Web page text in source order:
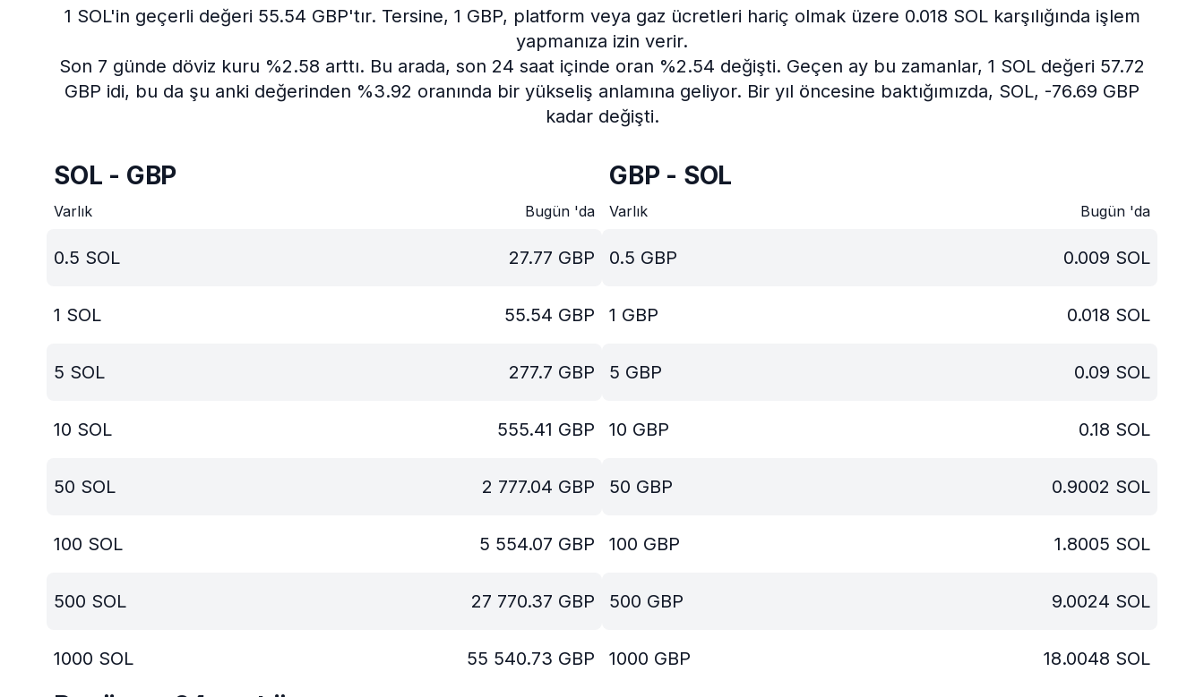
1 SOL'in geçerli değeri 55.54 GBP'tır. Tersine, 1 GBP, platform veya gaz ücretleri hariç olmak üzere 0.018 SOL karşılığında işlem
yapmanıza izin verir.
Son 7 günde döviz kuru %2.58 arttı. Bu arada, son 24 saat içinde oran %2.54 değişti. Geçen ay bu zamanlar, 1 SOL değeri 57.72
GBP idi, bu da şu anki değerinden %3.92 oranında bir yükseliş anlamına geliyor. Bir yıl öncesine baktığımızda, SOL, -76.69 GBP
kadar değişti.
SOL - GBP
Varlık Bugün 'da
0.5 SOL 27.77 GBP
1 SOL 55.54 GBP
5 SOL 277.7 GBP
10 SOL 555.41 GBP
50 SOL 2 777.04 GBP
100 SOL 5 554.07 GBP
500 SOL 27 770.37 GBP
1000 SOL 55 540.73 GBP
GBP - SOL
Varlık Bugün 'da
0.5 GBP 0.009 SOL
1 GBP 0.018 SOL
5 GBP 0.09 SOL
10 GBP 0.18 SOL
50 GBP 0.9002 SOL
100 GBP 1.8005 SOL
500 GBP 9.0024 SOL
1000 GBP 18.0048 SOL